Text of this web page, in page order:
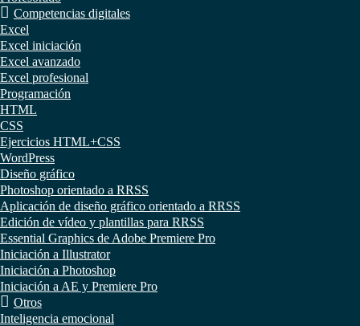
Competencias digitales
Excel
Excel iniciación
Excel avanzado
Excel profesional
Programación
HTML
CSS
Ejercicios HTML+CSS
WordPress
Diseño gráfico
Photoshop orientado a RRSS
Aplicación de diseño gráfico orientado a RRSS
Edición de vídeo y plantillas para RRSS
Essential Graphics de Adobe Premiere Pro
Iniciación a Illustrator
Iniciación a Photoshop
Iniciación a AE y Premiere Pro
Otros
Inteligencia emocional